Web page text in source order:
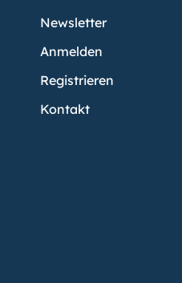
Newsletter
Anmelden
Registrieren
Kontakt